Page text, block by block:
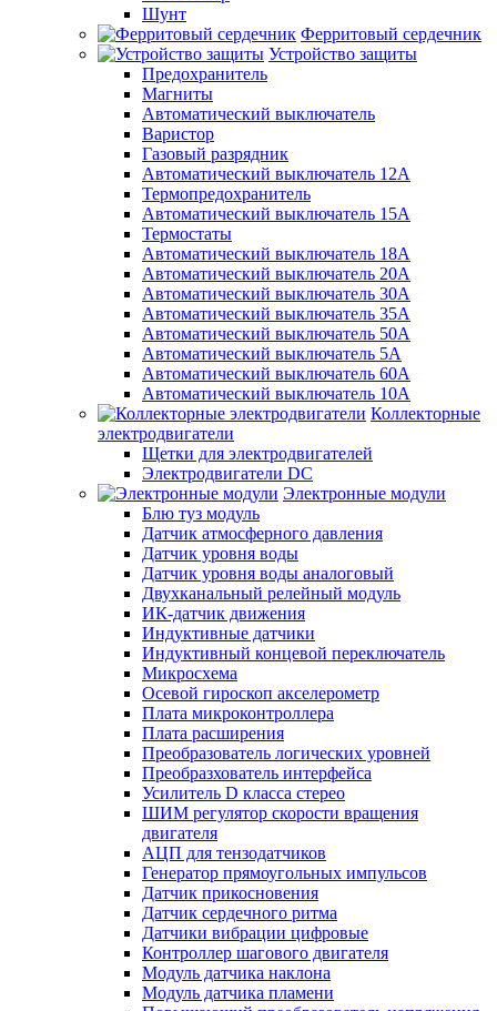
Шунт
Ферритовый сердечник
Устройство защиты
Предохранитель
Магниты
Автоматический выключатель
Варистор
Газовый разрядник
Автоматический выключатель 12А
Термопредохранитель
Автоматический выключатель 15А
Термостаты
Автоматический выключатель 18А
Автоматический выключатель 20А
Автоматический выключатель 30А
Автоматический выключатель 35А
Автоматический выключатель 50А
Автоматический выключатель 5А
Автоматический выключатель 60А
Автоматический выключатель 10А
Коллекторные
электродвигатели
Щетки для электродвигателей
Электродвигатели DC
Электронные модули
Блю туз модуль
Датчик атмосферного давления
Датчик уровня воды
Датчик уровня воды аналоговый
Двухканальный релейный модуль
ИК-датчик движения
Индуктивные датчики
Индуктивный концевой переключатель
Микросхема
Осевой гироскоп акселерометр
Плата микроконтроллера
Плата расширения
Преобразователь логических уровней
Преобразхователь интерфейса
Усилитель D класса стерео
ШИМ регулятор скорости вращения
двигателя
АЦП для тензодатчиков
Генератор прямоугольных импульсов
Датчик прикосновения
Датчик сердечного ритма
Датчики вибрации цифровые
Контроллер шагового двигателя
Модуль датчика наклона
Модуль датчика пламени